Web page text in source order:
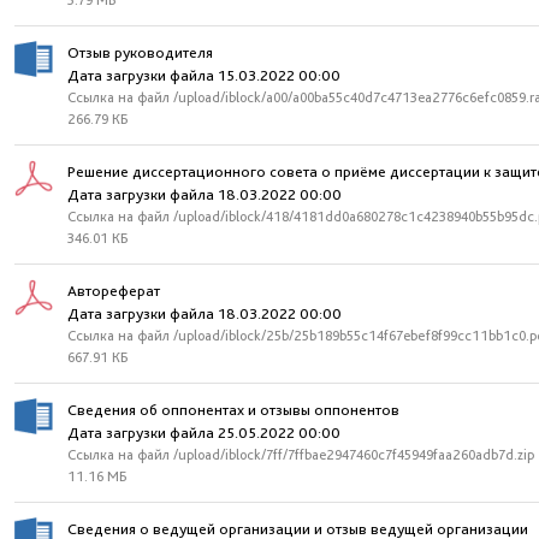
Отзыв руководителя
Дата загрузки файла 15.03.2022 00:00
Ссылка на файл /upload/iblock/a00/
266.79 КБ
Решение диссертационного совета о приёме диссертации к
Дата загрузки файла 18.03.2022 00:00
Ссылка на файл /upload/iblock/418/
346.01 КБ
Автореферат
Дата загрузки файла 18.03.2022 00:00
Ссылка на файл /upload/iblock/25b/
667.91 КБ
Сведения об оппонентах и отзывы оппонентов
Дата загрузки файла 25.05.2022 00:00
Ссылка на файл /upload/iblock/7ff/7ffbae2947460c7f45949faa260adb7d.zip
11.16 МБ
Сведения о ведущей организации и отзыв ведущей организации